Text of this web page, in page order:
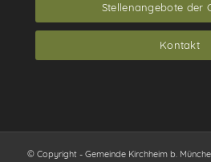
Stellenangebote der
Kontakt
© Copyright - Gemeinde Kirchheim b.